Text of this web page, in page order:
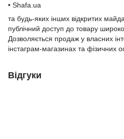
• Shafa.ua
та будь-яких інших відкритих
публічний доступ до товару
Дозволяється продаж у власних
інстаграм-магазинах та фізичних
Відгуки